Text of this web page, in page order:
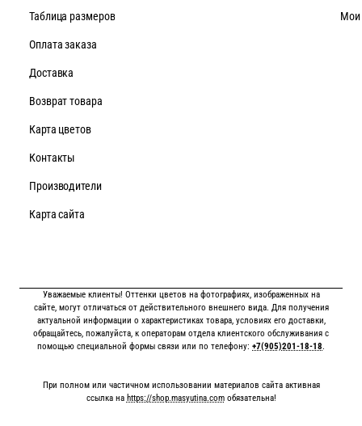
Таблица размеров
Оплата заказа
Доставка
Возврат товара
Карта цветов
Контакты
Производители
Карта сайта
Мои
Уважаемые клиенты! Оттенки цветов на фотографиях, изображенных на
сайте, могут отличаться от действительного внешнего вида. Для получения
актуальной информации о характеристиках товара, условиях его доставки,
обращайтесь, пожалуйста, к операторам отдела клиентского обслуживания с
помощью специальной формы связи или по телефону: +7(905)201-18-18.
При полном или частичном использовании материалов сайта активная
ссылка на https://shop.masyutina.comобязательна!